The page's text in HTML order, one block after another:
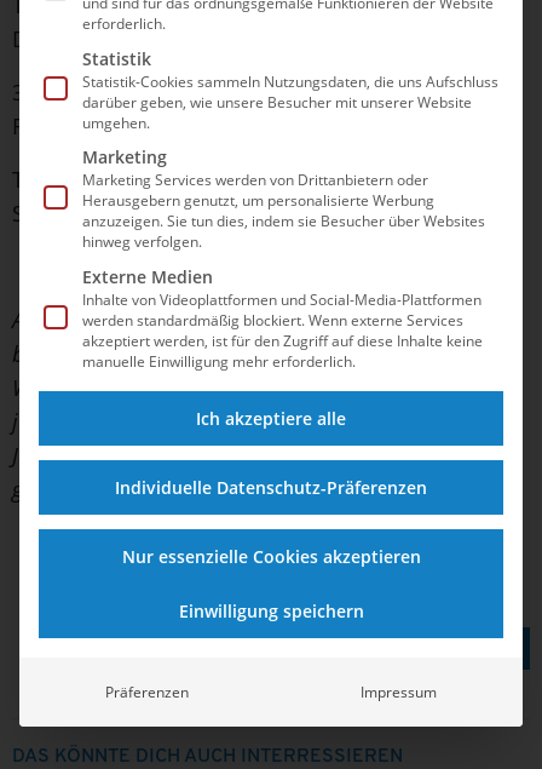
DHfK Leipzig), Egon Olschak (2011/SV Halle)
3m-Synchronspringen: Finn Awe (WSC
Rostock)/William Ackmann (SV Neptun Aachen)
Turm-Synchronspringen: Anton Taubert (Dresdner
SC 1898)/Kirill Mokretsov (Berliner TSC)
Anmerkung: Bei der DJM springen immer zwei
beziehungsweise drei Jahrgänge gemeinsam, die
Wertung erfolgt allerdings getrennt. Die
jahrgangsübergreifend punktbeste Leistung in der
Jugend A beziehungsweise Jugend B ist jeweils
gefettet.
DAS KÖNNTE DICH AUCH INTERRESSIEREN
erforderlich.
Statistik
Statistik-Cookies sammeln Nutzungsdaten, die uns Aufschluss
darüber geben, wie unsere Besucher mit unserer Website
umgehen.
Marketing
Marketing Services werden von Drittanbietern oder
Herausgebern genutzt, um personalisierte Werbung
anzuzeigen. Sie tun dies, indem sie Besucher über Websites
hinweg verfolgen.
Externe Medien
Inhalte von Videoplattformen und Social-Media-Plattformen
werden standardmäßig blockiert. Wenn externe Services
akzeptiert werden, ist für den Zugriff auf diese Inhalte keine
manuelle Einwilligung mehr erforderlich.
Ich akzeptiere alle
Individuelle Datenschutz-Präferenzen
Nur essenzielle Cookies akzeptieren
Einwilligung speichern
Präferenzen Impressum